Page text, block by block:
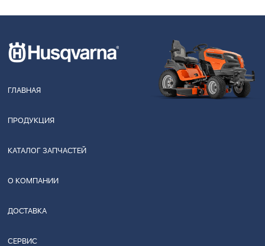
ГЛАВНАЯ
ПРОДУКЦИЯ
КАТАЛОГ ЗАПЧАСТЕЙ
О КОМПАНИИ
ДОСТАВКА
СЕРВИС